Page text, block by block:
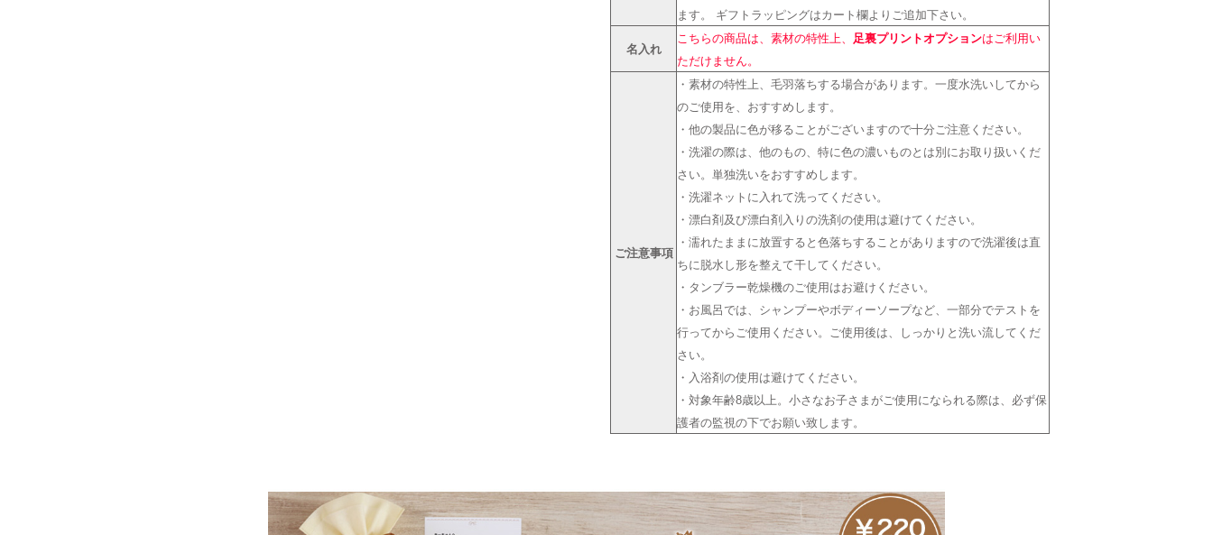
ます。 ギフトラッピングはカート欄よりご追加下さい。
名入れ
こちらの商品は、素材の特性上、 足裏プリントオプションはご利用い
ただけません。
ご注意事項
・素材の特性上、毛羽落ちする場合があります。一度水洗いしてから
のご使用を、おすすめします。
・他の製品に色が移ることがございますので十分ご注意ください。
・洗濯の際は、他のもの、特に色の濃いものとは別にお取り扱いくだ
さい。単独洗いをおすすめします。
・洗濯ネットに入れて洗ってください。
・漂白剤及び漂白剤入りの洗剤の使用は避けてください。
・濡れたままに放置すると色落ちすることがありますので洗濯後は直
ちに脱水し形を整えて干してください。
・タンブラー乾燥機のご使用はお避けください。
・お風呂では、シャンプーやボディーソープなど、一部分でテストを
行ってからご使用ください。ご使用後は、しっかりと洗い流してくだ
さい。
・入浴剤の使用は避けてください。
・対象年齢8歳以上。小さなお子さまがご使用になられる際は、必ず保
護者の監視の下でお願い致します。